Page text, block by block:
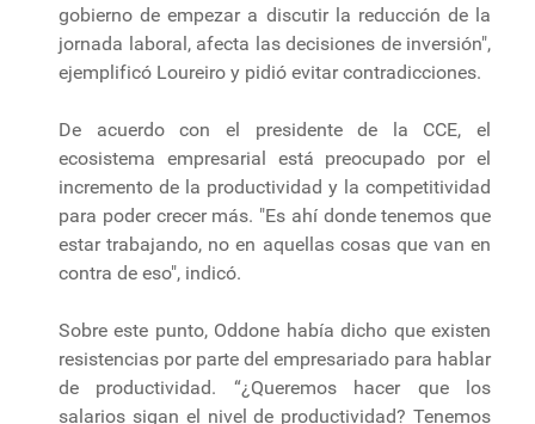
gobierno de empezar a discutir la reducción de la
jornada laboral, afecta las decisiones de inversión",
ejemplificó Loureiro y pidió evitar contradicciones.
De acuerdo con el presidente de la CCE, el
ecosistema empresarial está preocupado por el
incremento de la productividad y la competitividad
para poder crecer más. "Es ahí donde tenemos que
estar trabajando, no en aquellas cosas que van en
contra de eso", indicó.
Sobre este punto, Oddone había dicho que existen
resistencias por parte del empresariado para hablar
de productividad. “¿Queremos hacer que los
salarios sigan el nivel de productividad? Tenemos